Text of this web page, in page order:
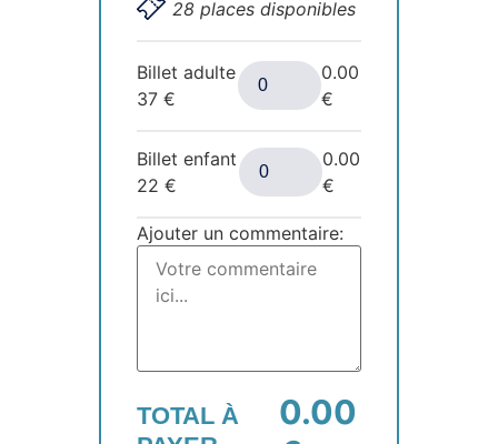
28 places disponibles
Billet adulte
37€
0.00
€
Billet enfant
22€
0.00
€
Ajouter un commentaire:
TOTAL À
0.00